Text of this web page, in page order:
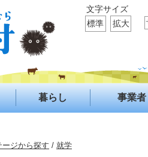
文字サイズ
標準
拡大
暮らし 事業者
ージから探す / 就学